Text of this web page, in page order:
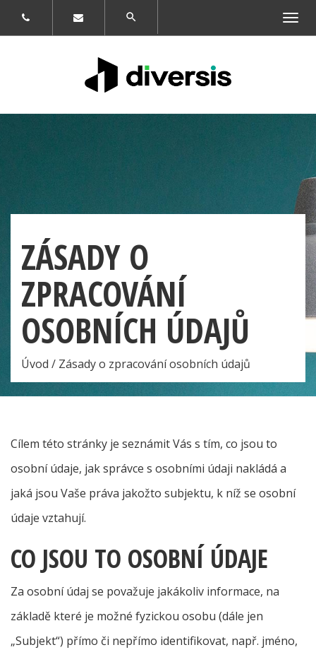
navigaci
ZÁSADY O
ZPRACOVÁNÍ
OSOBNÍCH ÚDAJŮ
Úvod / Zásady o zpracování osobních údajů
Cílem této stránky je seznámit Vás s tím, co jsou to
osobní údaje, jak správce s osobními údaji nakládá a
jaká jsou Vaše práva jakožto subjektu, k níž se osobní
údaje vztahují.
CO JSOU TO OSOBNÍ ÚDAJE
Za osobní údaj se považuje jakákoliv informace, na
základě které je možné fyzickou osobu (dále jen
„Subjekt“) přímo či nepřímo identifikovat, např. jméno,